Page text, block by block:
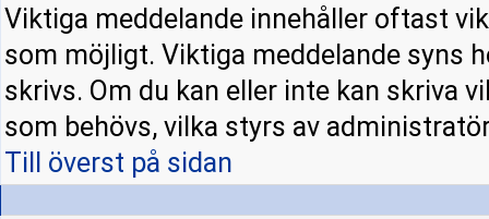
Viktiga meddelande innehåller oftast
som möjligt. Viktiga meddelande syns
skrivs. Om du kan eller inte kan skriva
som behövs, vilka styrs av
Till överst på sidan